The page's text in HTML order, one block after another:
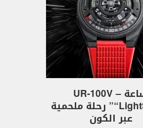
ساعة UR-100V –
“LightSpeed” رحلة ملحمية
عبر الكون